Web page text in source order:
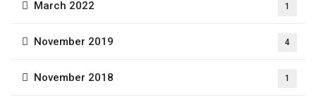
March 2022 1
November 2019 4
November 2018 1